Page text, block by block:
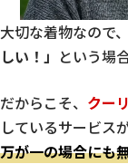
大切な着物なので、
しい！」 という場
だからこそ、 クー
しているサービス
万が一の場合にも